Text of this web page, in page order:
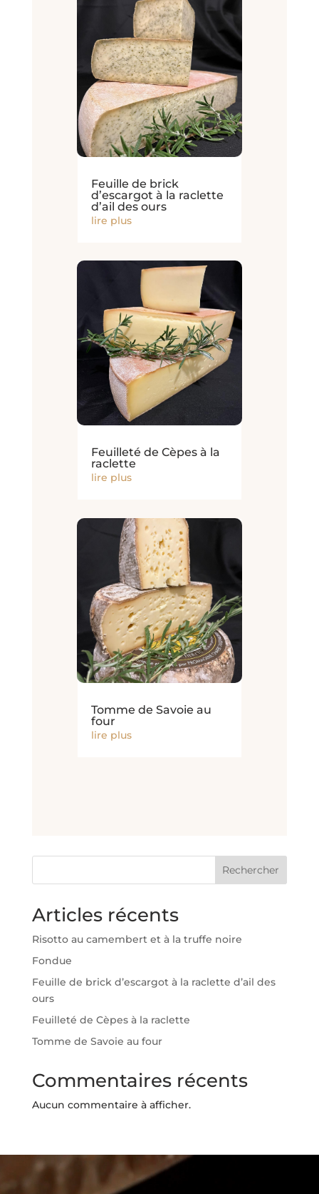
Feuille de brick
d’escargot à la raclette
d’ail des ours
lire plus
Feuilleté de Cèpes à la
raclette
lire plus
Tomme de Savoie au
four
lire plus
Rechercher
Articles récents
Risotto au camembert et à la truffe noire
Fondue
Feuille de brick d’escargot à la raclette d’ail des
ours
Feuilleté de Cèpes à la raclette
Tomme de Savoie au four
Commentaires récents
Aucun commentaire à afficher.
Lecteur